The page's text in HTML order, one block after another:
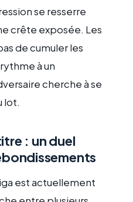
se resserre
crête exposée. Les
de cumuler les
à un
cherche à se
lot.
: un duel
est actuellement